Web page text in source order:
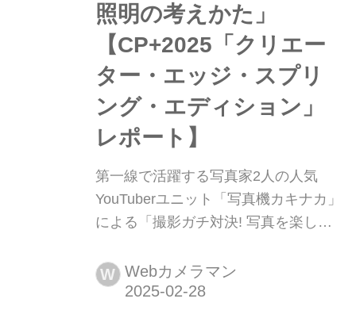
照明の考えかた」
【CP+2025「クリエー
ター・エッジ・スプリ
ング・エディション」
レポート】
第一線で活躍する写真家2人の人気
YouTuberユニット「写真機カキナカ」
による「撮影ガチ対決! 写真を楽しむ
リエーター・エッジ・スプリング・エ
ディション」レポート】 CP+2025の
W Webカメラマン